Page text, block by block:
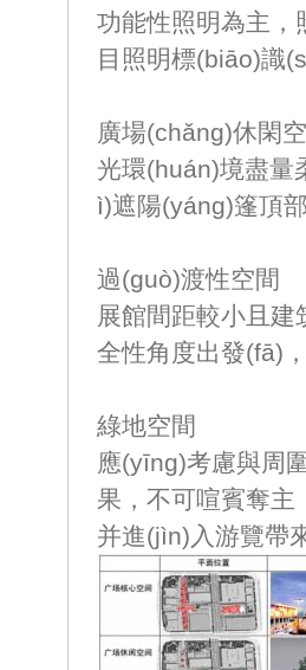
功能性照明為主，
目照明標(biāo)
廣場(chǎng)休閑
光環(huán)境盡量
ì)遮陽(yáng)篷頂
過(guò)渡性空間
展館間距較小且建
全性角度出發
綠地空間
應(yīng)考慮與周
果，不可喧賓奪
并進(jìn)入游覽帶